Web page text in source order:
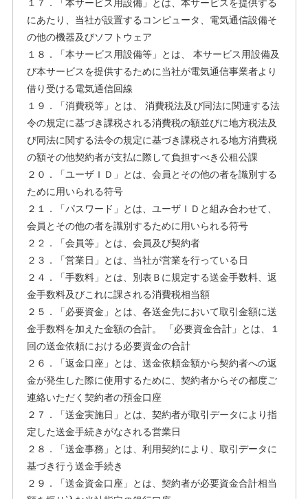
１７．「本サービス用設備」とは、本サービスを提供する
にあたり、当社が設置するコンピュータ、電気通信設備そ
の他の機器及びソフトウェア
１８．「本サービス用設備等」とは、 本サービス用設備及
び本サービスを提供するために当社が電気通信事業者より
借り受ける電気通信回線
１９．「消費税等」とは、 消費税法及び同法に関連する法
令の規定に基づき課税される消費税の額並びに地方税法及
び同法に関する法令の規定に基づき課税される地方消費税
の額その他契約者が支払に際して負担すべき公租公課
２０．「ユーザＩＤ」とは、会員とその他の者を識別する
ために用いられる符号
２１．「パスワード」とは、ユーザＩＤと組み合わせて、
会員とその他の者を識別するために用いられる符号
２２．「会員等」とは、会員及び契約者
２３．「営業日」とは、当社が営業を行っている日
２４．「手数料」とは、別表Ｂに規定する送金手数料、返
金手数料及びこれに課される消費税相当額
２５．「必要資金」とは、各送金先において取引金額に送
金手数料を加えた金額の合計。 「必要資金合計」とは、１
回の送金依頼における必要資金の合計
２６．「返金口座」とは、送金依頼金額から契約者への返
金が発生した際に使用するために、契約者からその都度ご
連絡いただく契約者の預金口座
２７．「送金実施日」とは、契約者が取引データにより指
定した送金手続きがなされる営業日
２８．「送金事務」とは、利用契約により、取引データに
基づき行う送金手続き
２９．「送金資金口座」とは、契約者が必要資金合計相当